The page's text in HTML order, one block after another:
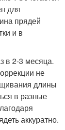
для
прядей
и в
в 2-3 месяца.
не
длины
в разные
аккуратно.